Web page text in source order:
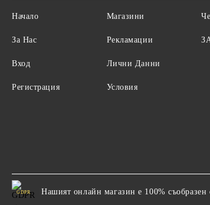
Начало
За Нас
Вход
Регистрация
Магазини
Рекламации
Лични Данни
Условия
GDPR Нашият онлайн магазин е 100% съобразен